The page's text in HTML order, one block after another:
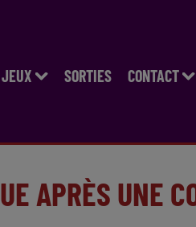
JEUX SORTIES CONTACT
APRÈS UNE